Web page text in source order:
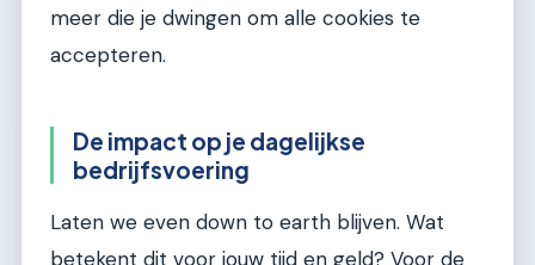
meer die je dwingen om alle cookies te
accepteren.
De impact op je dagelijkse
bedrijfsvoering
Laten we even down to earth blijven. Wat
betekent dit voor jouw tijd en geld? Voor de